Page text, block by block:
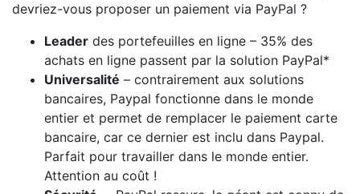
devriez-vous proposer un paiement via PayPal ?
Leader des portefeuilles en ligne – 35% des
achats en ligne passent par la solution PayPal*
Universalité – contrairement aux solutions
bancaires, Paypal fonctionne dans le monde
entier et permet de remplacer le paiement carte
bancaire, car ce dernier est inclu dans Paypal.
Parfait pour travailler dans le monde entier.
Attention au coût !